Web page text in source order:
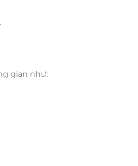
gian như: